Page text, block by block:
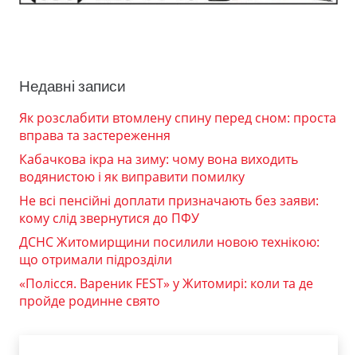
Недавні записи
Як розслабити втомлену спину перед сном: проста
вправа та застереження
Кабачкова ікра на зиму: чому вона виходить
водянистою і як виправити помилку
Не всі пенсійні доплати призначають без заяви:
кому слід звернутися до ПФУ
ДСНС Житомирщини посилили новою технікою:
що отримали підрозділи
«Полісся. Вареник FEST» у Житомирі: коли та де
пройде родинне свято